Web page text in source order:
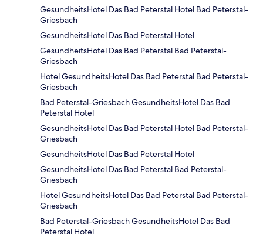
GesundheitsHotel Das Bad Peterstal Hotel Bad Peterstal-
Griesbach
GesundheitsHotel Das Bad Peterstal Hotel
GesundheitsHotel Das Bad Peterstal Bad Peterstal-
Griesbach
Hotel GesundheitsHotel Das Bad Peterstal Bad Peterstal-
Griesbach
Bad Peterstal-Griesbach GesundheitsHotel Das Bad
Peterstal Hotel
GesundheitsHotel Das Bad Peterstal Hotel Bad Peterstal-
Griesbach
GesundheitsHotel Das Bad Peterstal Hotel
GesundheitsHotel Das Bad Peterstal Bad Peterstal-
Griesbach
Hotel GesundheitsHotel Das Bad Peterstal Bad Peterstal-
Griesbach
Bad Peterstal-Griesbach GesundheitsHotel Das Bad
Peterstal Hotel